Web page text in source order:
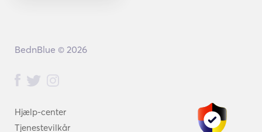
Hjælp-center
Tjenestevilkår
BednBlue © 2026